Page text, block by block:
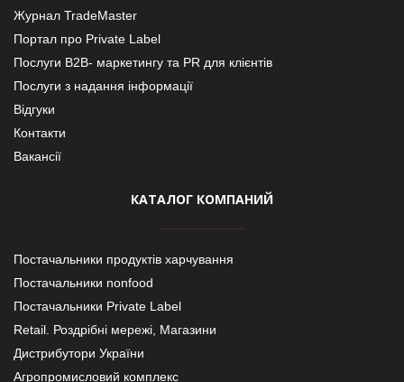
Журнал TradeMaster
Портал про Private Label
Послуги В2В- маркетингу та PR для клієнтів
Послуги з надання інформації
Відгуки
Контакти
Вакансії
КАТАЛОГ КОМПАНИЙ
Постачальники продуктів харчування
Постачальники nonfood
Постачальники Private Label
Retail. Роздрібні мережі, Магазини
Дистрибутори України
Агропромисловий комплекс